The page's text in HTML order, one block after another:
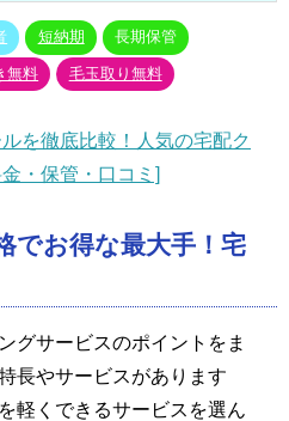
短納期 長期保管
無料 毛玉取り無料
を徹底比較！人気の宅配ク
・保管・口コミ]
でお得な最大手！宅
グサービスのポイントをま
長やサービスがあります
軽くできるサービスを選ん